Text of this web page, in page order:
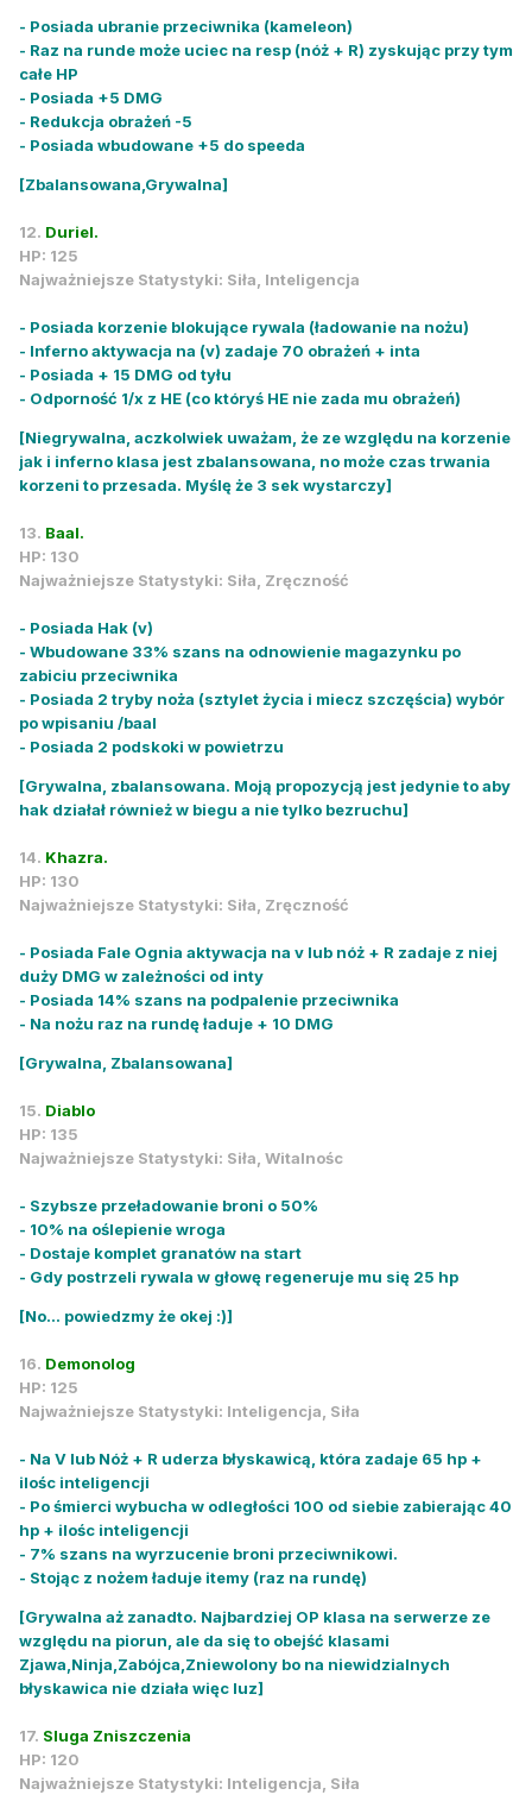
- Posiada ubranie przeciwnika (kameleon)
- Raz na runde może uciec na resp (nóż + R) zyskując przy tym
całe HP
- Posiada +5 DMG
- Redukcja obrażeń -5
- Posiada wbudowane +5 do speeda
[Zbalansowana,Grywalna]
12. Duriel.
HP: 125
Najważniejsze Statystyki: Siła, Inteligencja
- Posiada korzenie blokujące rywala (ładowanie na nożu)
- Inferno aktywacja na (v) zadaje 70 obrażeń + inta
- Posiada + 15 DMG od tyłu
- Odporność 1/x z HE (co któryś HE nie zada mu obrażeń)
[Niegrywalna, aczkolwiek uważam, że ze względu na korzenie
jak i inferno klasa jest zbalansowana, no może czas trwania
korzeni to przesada. Myślę że 3 sek wystarczy]
13. Baal.
HP: 130
Najważniejsze Statystyki: Siła, Zręczność
- Posiada Hak (v)
- Wbudowane 33% szans na odnowienie magazynku po
zabiciu przeciwnika
- Posiada 2 tryby noża (sztylet życia i miecz szczęścia) wybór
po wpisaniu /baal
- Posiada 2 podskoki w powietrzu
[Grywalna, zbalansowana. Moją propozycją jest jedynie to aby
hak działał również w biegu a nie tylko bezruchu]
14. Khazra.
HP: 130
Najważniejsze Statystyki: Siła, Zręczność
- Posiada Fale Ognia aktywacja na v lub nóż + R zadaje z niej
duży DMG w zależności od inty
- Posiada 14% szans na podpalenie przeciwnika
- Na nożu raz na rundę ładuje + 10 DMG
[Grywalna, Zbalansowana]
15. Diablo
HP: 135
Najważniejsze Statystyki: Siła, Witalnośc
- Szybsze przeładowanie broni o 50%
- 10% na oślepienie wroga
- Dostaje komplet granatów na start
- Gdy postrzeli rywala w głowę regeneruje mu się 25 hp
[No... powiedzmy że okej :)]
16. Demonolog
HP: 125
Najważniejsze Statystyki: Inteligencja, Siła
- Na V lub Nóż + R uderza błyskawicą, która zadaje 65 hp +
ilośc inteligencji
- Po śmierci wybucha w odległości 100 od siebie zabierając 40
hp + ilośc inteligencji
- 7% szans na wyrzucenie broni przeciwnikowi.
- Stojąc z nożem ładuje itemy (raz na rundę)
[Grywalna aż zanadto. Najbardziej OP klasa na serwerze ze
względu na piorun, ale da się to obejść klasami
Zjawa,Ninja,Zabójca,Zniewolony bo na niewidzialnych
błyskawica nie działa więc luz]
17. Sluga Zniszczenia
HP: 120
Najważniejsze Statystyki: Inteligencja, Siła